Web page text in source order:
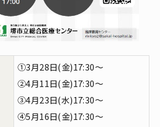
人間ドック・検（健）診
お選びいただけるコース
お持ちいただくもの
ご予約フォーム
①3月28日(金)17:30～
②4月11日(金)17:30～
③4月23日(水)17:30～
④5月16日(金)17:30～